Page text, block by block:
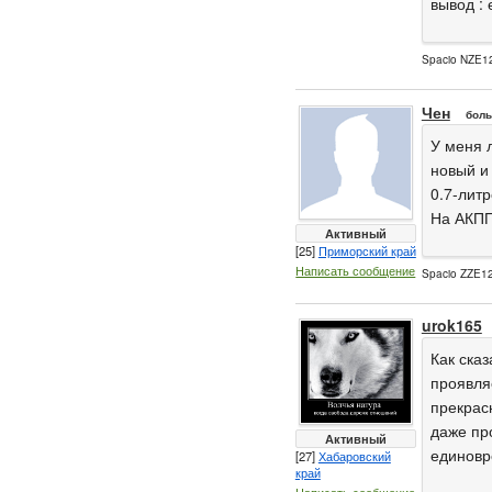
Spacio
Активный
[25]Приморский край
Написать сообщение
Чен
У меня
новый и
0.7-
На
Spacio
Активный
[27]Хабаровский
край
urok165
Как
даже